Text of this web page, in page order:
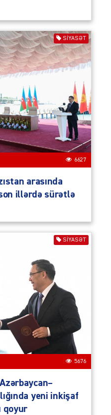
SIYASƏT
6627
arasında
illərdə sürətlə
SIYASƏT
5676
yeni inkişaf
qoyur